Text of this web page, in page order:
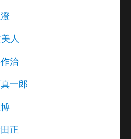
人
治
一郎
正